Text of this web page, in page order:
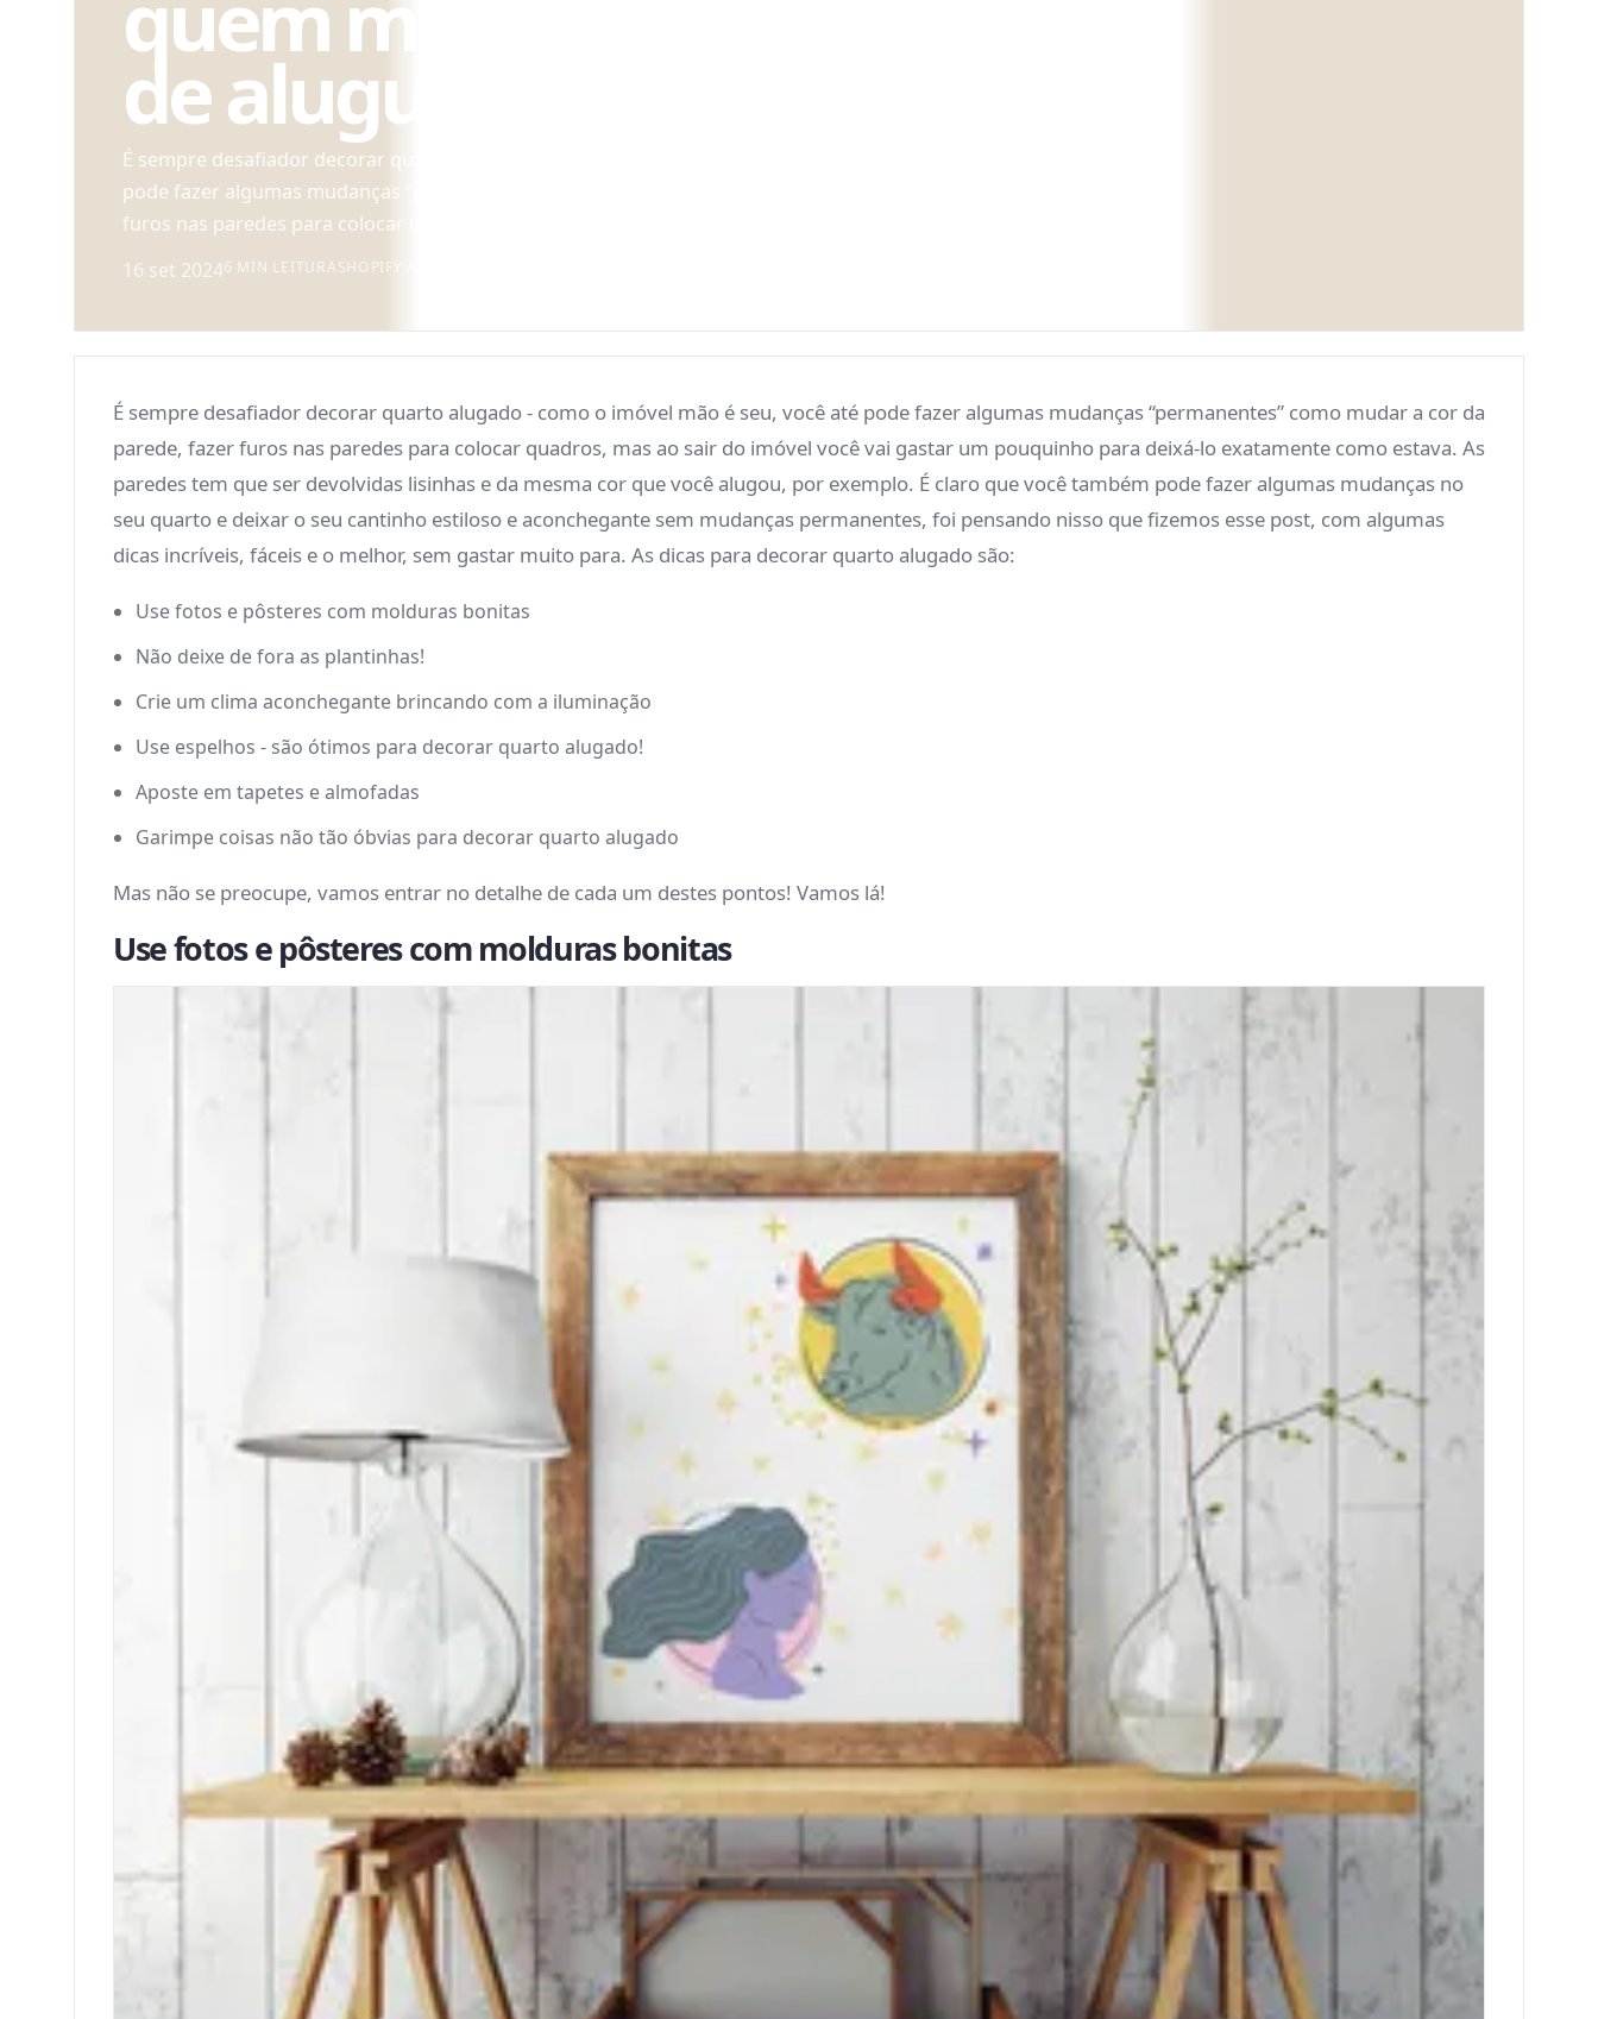
de alugu
É sempre desafiador decorar quarto alugado - como o imóvel mão é seu, você até
pode fazer algumas mudanças “permanentes” como mudar a cor da parede, fazer
furos nas paredes para colocar quadros, mas ao sair do imóvel você vai gastar um...
16 set 20246 MIN LEITURASHOPIFY API
É sempre desafiador decorar quarto alugado - como o imóvel mão é seu, você até pode fazer algumas mudanças “permanentes” como mudar a cor da
parede, fazer furos nas paredes para colocar quadros, mas ao sair do imóvel você vai gastar um pouquinho para deixá-lo exatamente como estava. As
paredes tem que ser devolvidas lisinhas e da mesma cor que você alugou, por exemplo. É claro que você também pode fazer algumas mudanças no
seu quarto e deixar o seu cantinho estiloso e aconchegante sem mudanças permanentes, foi pensando nisso que fizemos esse post, com algumas
dicas incríveis, fáceis e o melhor, sem gastar muito para. As dicas para decorar quarto alugado são:
Use fotos e pôsteres com molduras bonitas
Não deixe de fora as plantinhas!
Crie um clima aconchegante brincando com a iluminação
Use espelhos - são ótimos para decorar quarto alugado!
Aposte em tapetes e almofadas
Garimpe coisas não tão óbvias para decorar quarto alugado
Mas não se preocupe, vamos entrar no detalhe de cada um destes pontos! Vamos lá!
Use fotos e pôsteres com molduras bonitas